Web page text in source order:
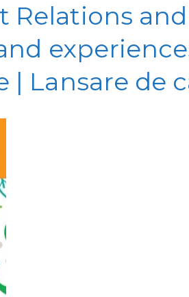
Relations
| Lansare de